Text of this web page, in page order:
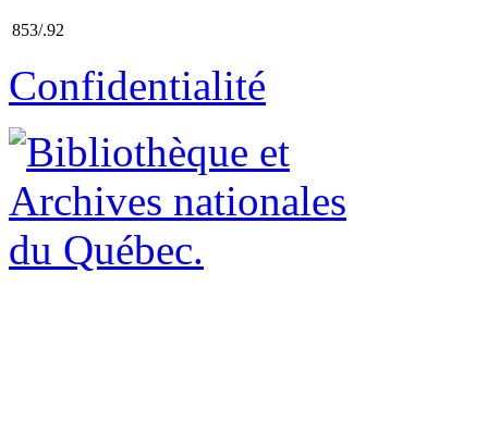
853/.92
Confidentialité